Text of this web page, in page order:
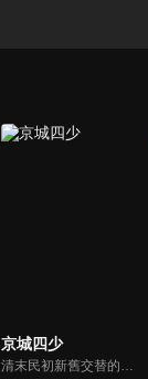
京城四少